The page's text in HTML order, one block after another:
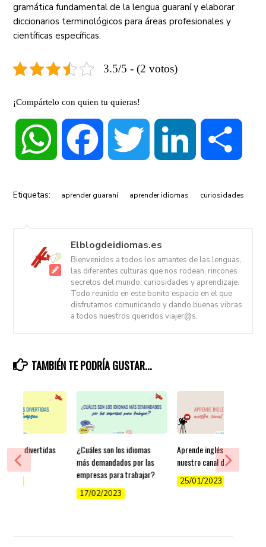
gramática fundamental de la lengua guaraní y elaborar
diccionarios terminológicos para áreas profesionales y
científicas específicas.
3.5/5 - (2 votos)
¡Compártelo con quien tu quieras!
WhatsApp Facebook Twitter LinkedIn
Etiquetas: aprender guaraní aprender idiomas curiosidades
Elblogdeidiomas.es
Bienvenidos a todos los amantes de las lenguas,
las diferentes culturas que nos rodean, rincones
secretos del mundo, curiosidades y aprendizaje.
Todo reunido en este bonito espacio en el que
disfrutamos comunicando y dando buenas vibras
a todos nuestros queridos viajer@s.
TAMBIÉN TE PODRÍA GUSTAR...
¿Cuáles son los idiomas
más demandados por las
empresas para trabajar?
17/02/2023
Aprende inglés gratis en
nuestro canal de YouTube
25/01/2023
divertidas